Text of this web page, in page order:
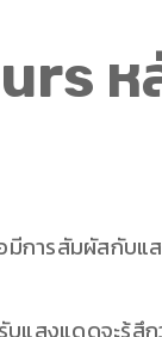
ห
การสัมผัสกับแ
บแสงแดดจะรู้สึ